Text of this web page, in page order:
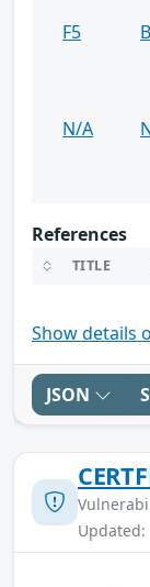
F5
N/A
References
TITLE
Show details
JSON
Updated: